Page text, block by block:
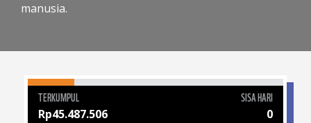
manusia.
TERKUMPUL
Rp45.487.506
SISA HARI
0